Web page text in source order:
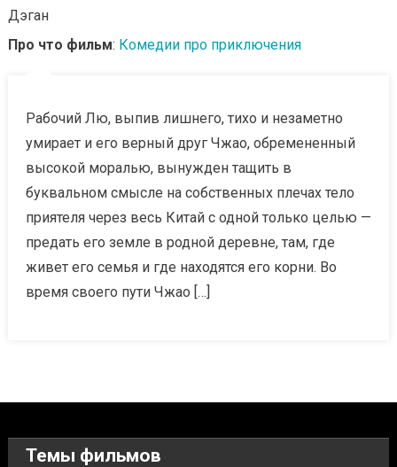
Дэган
Про что фильм: Комедии про приключения
Рабочий Лю, выпив лишнего, тихо и незаметно
умирает и его верный друг Чжао, обремененный
высокой моралью, вынужден тащить в
буквальном смысле на собственных плечах тело
приятеля через весь Китай с одной только целью —
предать его земле в родной деревне, там, где
живет его семья и где находятся его корни. Во
время своего пути Чжао […]
Темы фильмов